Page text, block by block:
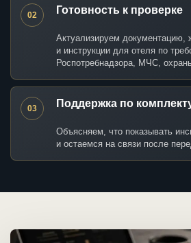
02 Готовность к проверке
Актуализируем документацию,
и инструкции для отеля по
Роспотребнадзора, МЧС,
03 Поддержка по
Объясняем, что показывать
и остаемся на связи после